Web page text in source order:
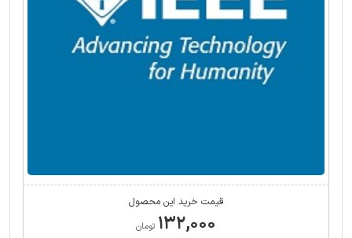
قیمت خرید این محصول
۱۳۲,۰۰۰ تومان